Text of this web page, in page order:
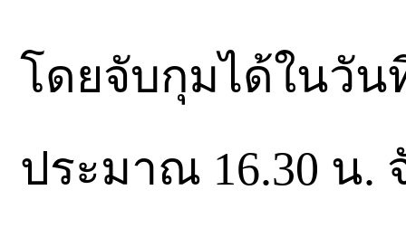
โดยจับกุมได้ในวัน
ประมาณ 16.30 น.